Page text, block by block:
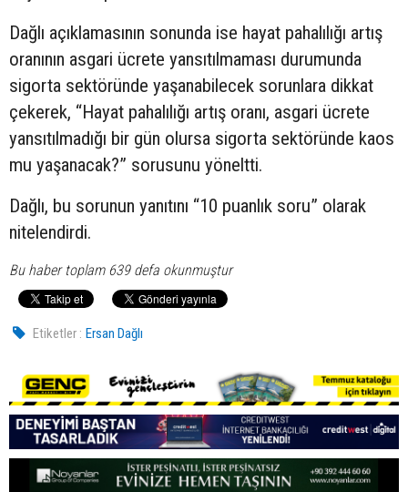
Dağlı açıklamasının sonunda ise hayat pahalılığı artış
oranının asgari ücrete yansıtılmaması durumunda
sigorta sektöründe yaşanabilecek sorunlara dikkat
çekerek, “Hayat pahalılığı artış oranı, asgari ücrete
yansıtılmadığı bir gün olursa sigorta sektöründe kaos
mu yaşanacak?” sorusunu yöneltti.
Dağlı, bu sorunun yanıtını “10 puanlık soru” olarak
nitelendirdi.
Bu haber toplam 639 defa okunmuştur
Etiketler : Ersan Dağlı